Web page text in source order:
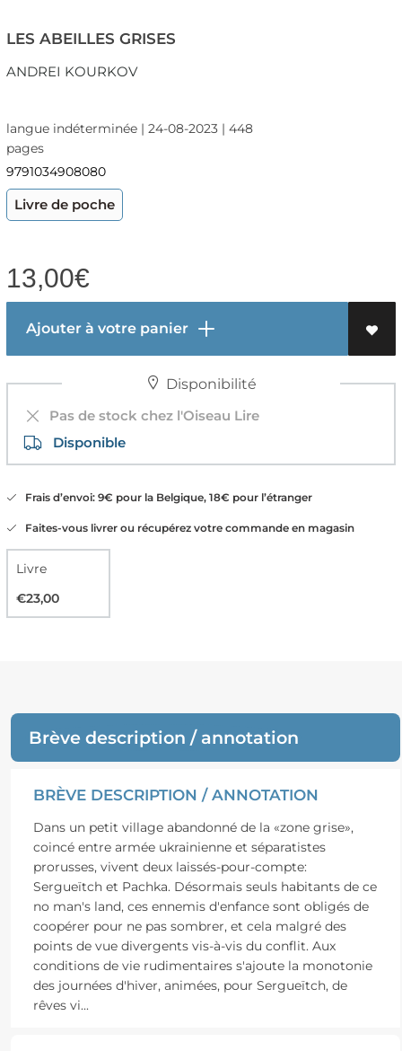
LES ABEILLES GRISES
ANDREI KOURKOV
langue indéterminée | 24-08-2023 | 448
pages
9791034908080
Livre de poche
13,00€
Ajouter à votre panier
Disponibilité
Pas de stock chez l'Oiseau Lire
Disponible
Frais d’envoi: 9€ pour la Belgique, 18€ pour l’étranger
Faites-vous livrer ou récupérez votre commande en magasin
Livre
€23,00
Brève description / annotation
BRÈVE DESCRIPTION / ANNOTATION
Dans un petit village abandonné de la «zone grise»,
coincé entre armée ukrainienne et séparatistes
prorusses, vivent deux laissés-pour-compte:
Sergueïtch et Pachka. Désormais seuls habitants de ce
no man's land, ces ennemis d'enfance sont obligés de
coopérer pour ne pas sombrer, et cela malgré des
points de vue divergents vis-à-vis du conflit. Aux
conditions de vie rudimentaires s'ajoute la monotonie
des journées d'hiver, animées, pour Sergueïtch, de
rêves vi...